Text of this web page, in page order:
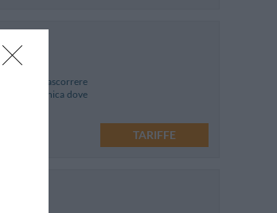
desidera trascorrere
santa Monica dove
TARIFFE